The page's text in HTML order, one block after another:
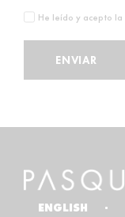
He leído y acepto la
ENVIAR
ENGLISH